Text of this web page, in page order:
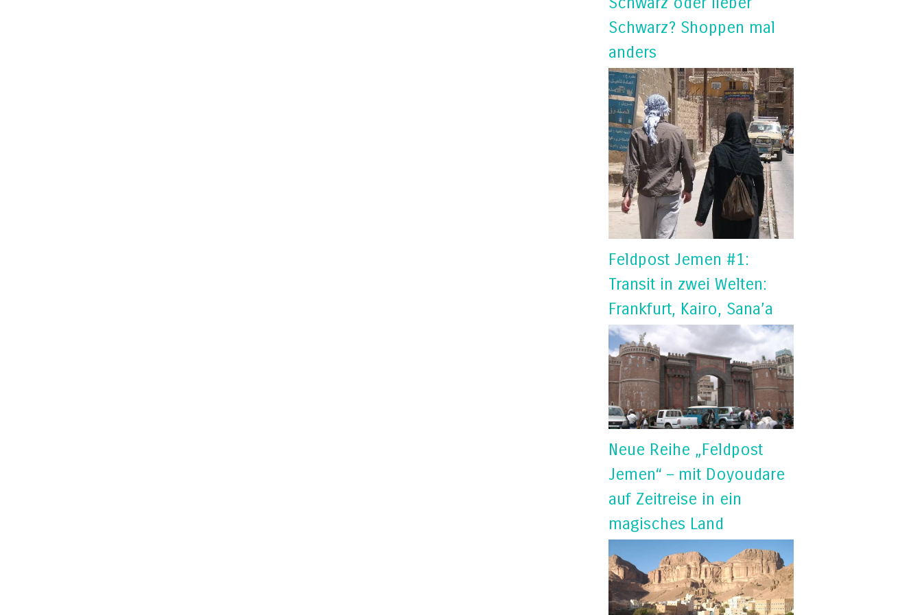
Schwarz? Shoppen mal
anders
Feldpost Jemen #1:
Transit in zwei Welten:
Frankfurt, Kairo, Sana’a
Neue Reihe „Feldpost
Jemen“ – mit Doyoudare
auf Zeitreise in ein
magisches Land